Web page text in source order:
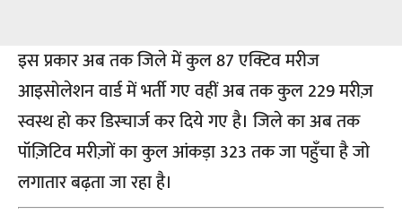
इस प्रकार अब तक जिले में कुल 87 एक्टिव मरीज
आइसोलेशन वार्ड में भर्ती गए वहीं अब तक कुल 229 मरीज़
स्वस्थ हो कर डिस्चार्ज कर दिये गए है। जिले का अब तक
पॉज़िटिव मरीज़ों का कुल आंकड़ा 323 तक जा पहुँचा है जो
लगातार बढ़ता जा रहा है।